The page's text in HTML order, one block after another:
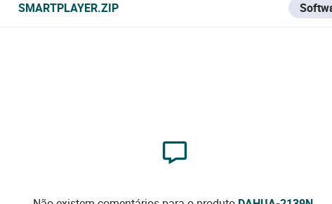
SMARTPLAYER.ZIP